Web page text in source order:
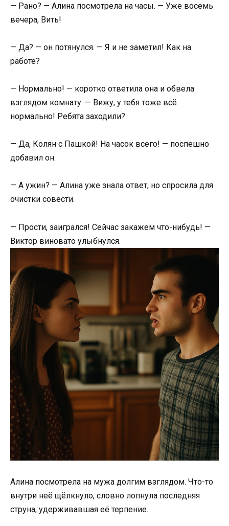
— Рано? — Алина посмотрела на часы. — Уже восемь
вечера, Вить!
— Да? — он потянулся. — Я и не заметил! Как на
работе?
— Нормально! — коротко ответила она и обвела
взглядом комнату. — Вижу, у тебя тоже всё
нормально! Ребята заходили?
— Да, Колян с Пашкой! На часок всего! — поспешно
добавил он.
— А ужин? — Алина уже знала ответ, но спросила для
очистки совести.
— Прости, заигрался! Сейчас закажем что-нибудь! —
Виктор виновато улыбнулся.
Алина посмотрела на мужа долгим взглядом. Что-то
внутри неё щёлкнуло, словно лопнула последняя
струна, удерживавшая её терпение.